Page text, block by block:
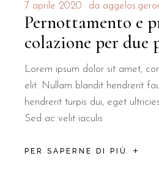
7 aprile 2020 da
Pernottamento e
colazione per due
Lorem ipsum dolor sit amet,
elit. Nullam blandit hendrerit
hendrerit turpis dui, eget
Sed ac velit iaculis
PER SAPERNE DI PIÙ